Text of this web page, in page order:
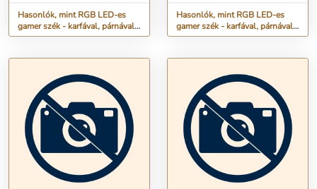
Hasonlók, mint RGB LED-es
gamer szék - karfával, párnával -
fekete / piros
Hasonlók, mint RGB LED-es
gamer szék - karfával, párnával -
fekete / zöld